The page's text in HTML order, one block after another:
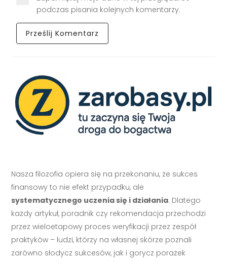
podczas pisania kolejnych komentarzy.
Nasza filozofia opiera się na przekonaniu, że sukces
finansowy to nie efekt przypadku, ale
systematycznego uczenia się i działania. Dlatego
każdy artykuł, poradnik czy rekomendacja przechodzi
przez wieloetapowy proces weryfikacji przez zespół
praktyków – ludzi, którzy na własnej skórze poznali
zarówno słodycz sukcesów, jak i gorycz porażek